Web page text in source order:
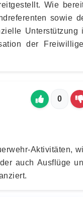
Wie
sowie
Unterstützung
der
0
Aktivitäten,
auch Ausflüge